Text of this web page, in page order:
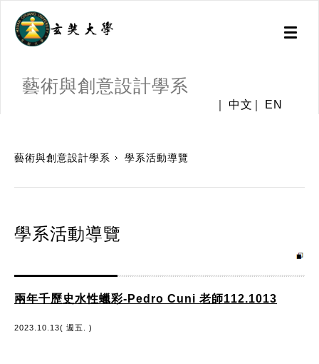
Toggle
藝術與創意設計學系
中文 EN
藝術與創意設計學系 學系活動導覽
學系活動導覽
兩年千歷史水性蠟彩-Pedro Cuni 老師112.1013
2023.10.13( 週五. )